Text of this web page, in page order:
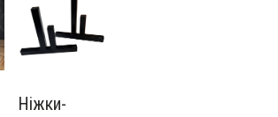
Ніжки-